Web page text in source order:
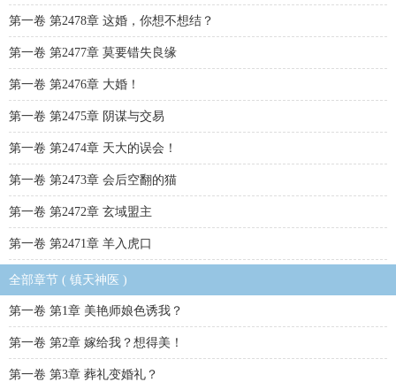
第一卷 第2478章 这婚，你想不想结？
第一卷 第2477章 莫要错失良缘
第一卷 第2476章 大婚！
第一卷 第2475章 阴谋与交易
第一卷 第2474章 天大的误会！
第一卷 第2473章 会后空翻的猫
第一卷 第2472章 玄域盟主
第一卷 第2471章 羊入虎口
全部章节 ( 镇天神医 )
第一卷 第1章 美艳师娘色诱我？
第一卷 第2章 嫁给我？想得美！
第一卷 第3章 葬礼变婚礼？